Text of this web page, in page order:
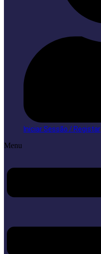
Iniciar Sessão / Registar
Menu